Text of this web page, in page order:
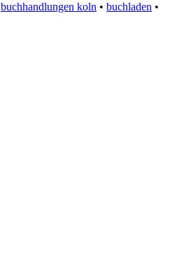
buchhandlungen koln • buchladen •